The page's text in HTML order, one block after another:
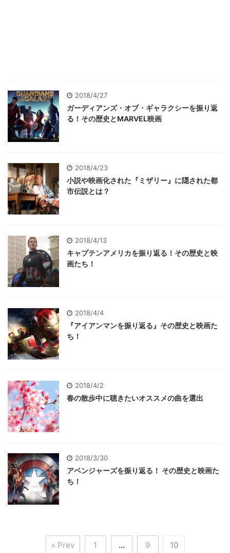
2018/4/27
ガーディアンズ・オブ・ギャラクシーを振り返
る！その歴史とMARVEL映画
2018/4/23
小説や映画化された『ミザリー』に隠された都
市伝説とは？
2018/4/13
キャプテンアメリカを振り返る！その歴史と映
画たち！
2018/4/4
『アイアンマンを振り返る』その歴史と映画た
ち！
2018/4/2
春の散歩中に聴きたいオススメの曲を選出
2018/3/30
アベンジャーズを振り返る！ その歴史と映画た
ち！
« Prev 1 … 9 10